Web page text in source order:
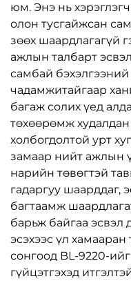
юм. Энэ нь
олон тусгайжсан
зөөх шаардлагагүй
ажлын талбарт
самбай
чадамжитайгаар
багаж солих үед
төхөөрөмж
холбогдолтой урт
замаар нийт ажлын
нарийн төвөгтэй
гадаргуу шаарддаг,
багтаамж
барьж байгаа
эсэхээс үл
сонгоод BL-9220-
гүйцэтгэхэд